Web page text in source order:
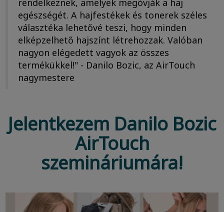
rendelkeznek, amelyek megóvják a haj
egészségét. A hajfestékek és tonerek széles
választéka lehetővé teszi, hogy minden
elképzelhető hajszínt létrehozzak. Valóban
nagyon elégedett vagyok az összes
termékükkel!" - Danilo Bozic, az AirTouch
nagymestere
Jelentkezem Danilo Bozic
AirTouch
szemináriumára!